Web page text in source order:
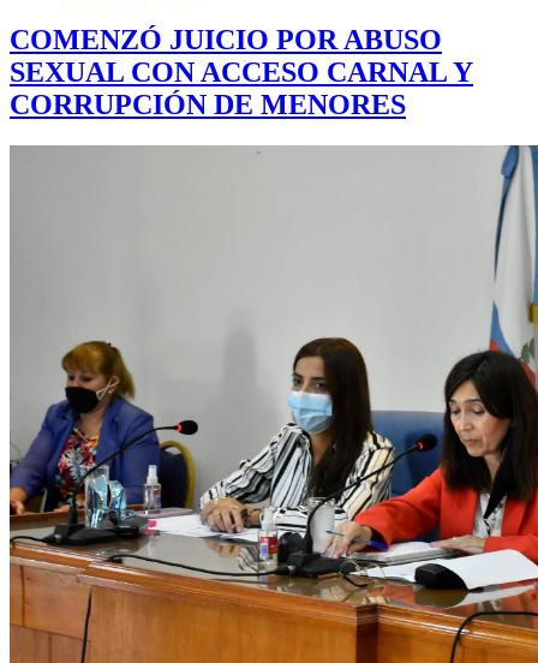
COMENZÓ JUICIO POR ABUSO
SEXUAL CON ACCESO CARNAL Y
CORRUPCIÓN DE MENORES